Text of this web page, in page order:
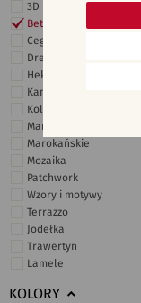
3D i struktury
Beton
Cegiełki
Drewno
Heksagonalne
Kamień
Kolor
Marmur
Marokańskie
Mozaika
Patchwork
Wzory i motywy
Terrazzo
Jodełka
Trawertyn
Lamele
KOLORY